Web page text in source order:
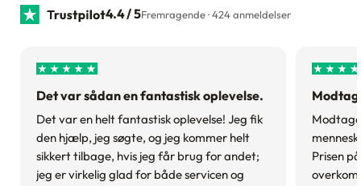
4.4 / 5Fremragende · 424 anmeldelser
Det var sådan en fantastisk oplevelse.
Det var en helt fantastisk oplevelse! Jeg fik
den hjælp, jeg søgte, og jeg kommer helt
sikkert tilbage, hvis jeg får brug for andet;
jeg er virkelig glad for både servicen og
Prisen